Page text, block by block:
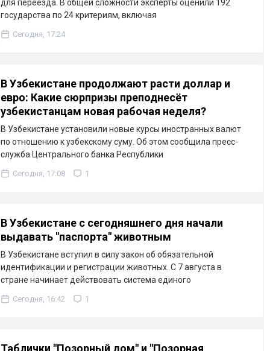
для переезда. В общей сложности эксперты оценили 192
государства по 24 критериям, включая
Сегодня, 17:24
В Узбекистане продолжают расти доллар и
евро: Какие сюрпризы преподнесёт
узбекистанцам новая рабочая неделя?
В Узбекистане установили новые курсы иностранных валют
по отношению к узбекскому суму. Об этом сообщила пресс-
служба Центрального банка Республики
Сегодня, 17:08 1
В Узбекистане с сегодняшнего дня начали
выдавать "паспорта" животным
В Узбекистане вступил в силу закон об обязательной
идентификации и регистрации животных. С 7 августа в
стране начинает действовать система единого
Сегодня, 16:42 1
Таблички "Позорный дом" и "Позорная